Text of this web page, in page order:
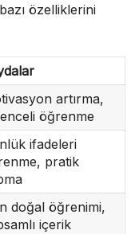
özelliklerini
artırma,
öğrenme
ifadeleri
pratik
doğal öğrenimi,
içerik